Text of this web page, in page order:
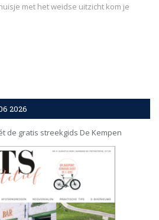
met het weidse uitzicht kom je
2026
de gratis streekgids De Kempen